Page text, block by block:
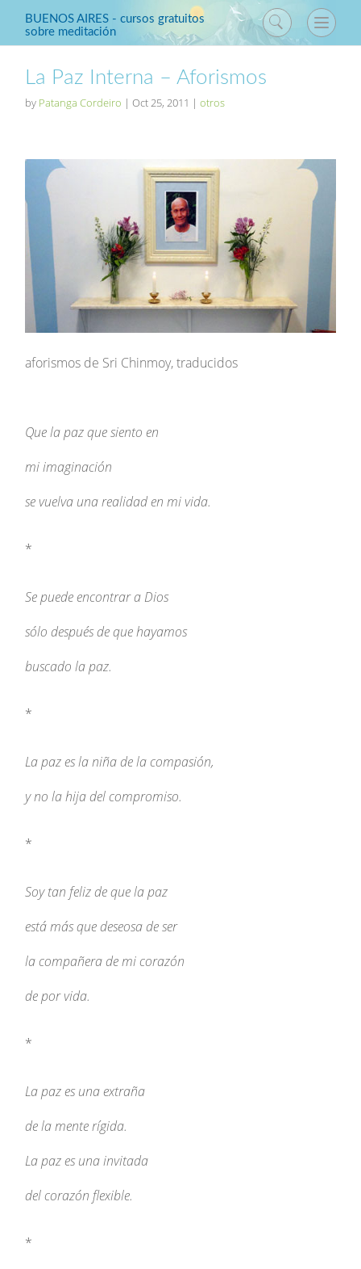
BUENOS AIRES - cursos gratuitos
sobre meditación
La Paz Interna – Aforismos
by Patanga Cordeiro |Oct 25, 2011 |otros
aforismos de Sri Chinmoy, traducidos
Que la paz que siento en
mi imaginación
se vuelva una realidad en mi vida.
*
Se puede encontrar a Dios
sólo después de que hayamos
buscado la paz.
*
La paz es la niña de la compasión,
y no la hija del compromiso.
*
Soy tan feliz de que la paz
está más que deseosa de ser
la compañera de mi corazón
de por vida.
*
La paz es una extraña
de la mente rígida.
La paz es una invitada
del corazón flexible.
*